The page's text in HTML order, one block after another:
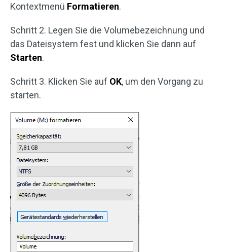
Kontextmenü Formatieren.
Schritt 2. Legen Sie die Volumebezeichnung und
das Dateisystem fest und klicken Sie dann auf
Starten.
Schritt 3. Klicken Sie auf OK, um den Vorgang zu
starten.